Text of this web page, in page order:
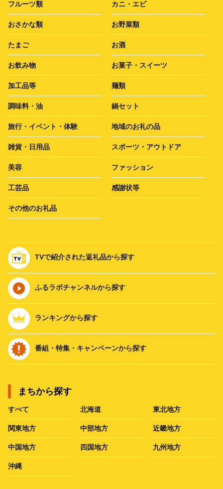
フルーツ類 カニ・エビ
おさかな類 お野菜類
たまご お酒
お飲み物 お菓子・スイーツ
加工品等 麺類
調味料・油 鍋セット
旅行・イベント・体験 地域のお礼の品
雑貨・日用品 スポーツ・アウトドア
美容 ファッション
工芸品 感謝状等
その他のお礼品
TVで紹介された返礼品から探す
ふるラボチャンネルから探す
ランキングから探す
番組・特集・キャンペーンから探す
まちから探す
すべて 北海道 東北地方
関東地方 中部地方 近畿地方
中国地方 四国地方 九州地方
沖縄